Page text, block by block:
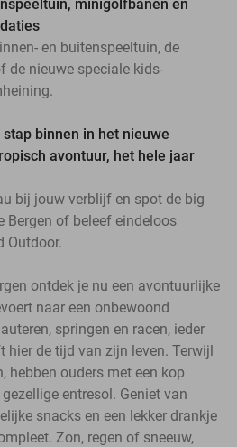
minigolfbanen en
en buitenspeeltuin, de
de nieuwe speciale kids-
binnen in het nieuwe
avontuur, het hele jaar
bij jouw verblijf en spot de big
Bergen of beleef eindeloos
Outdoor.
ontdek je nu een avontuurlijke
naar een onbewoond
springen en racen, ieder
hier de tijd van zijn leven. Terwijl
hebben ouders met een kop
entresol. Geniet van
snacks en een lekker drankje
Zon, regen of sneeuw,